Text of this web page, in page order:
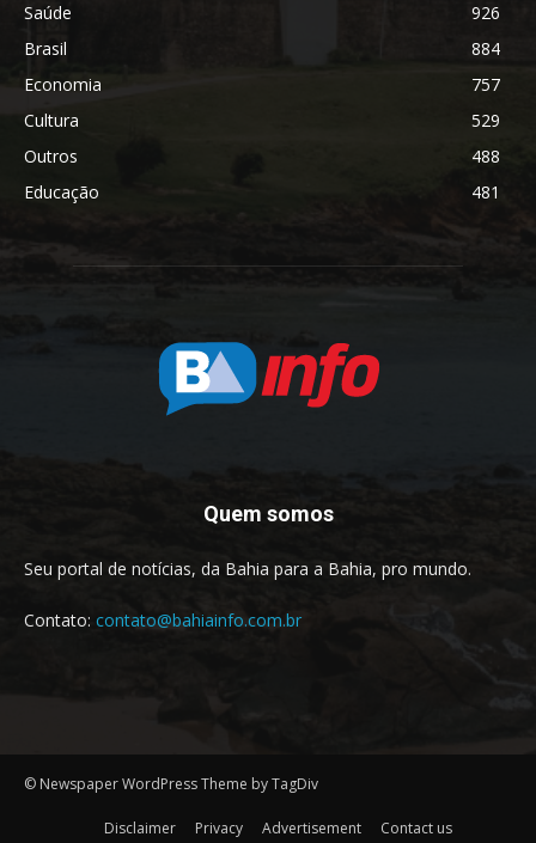
Saúde
926
Brasil
884
Economia
757
Cultura
529
Outros
488
Educação
481
Quem somos
Seu portal de notícias, da Bahia para a Bahia, pro mundo.
Contato: contato@bahiainfo.com.br
© Newspaper WordPress Theme by TagDiv
Disclaimer Privacy Advertisement Contact us